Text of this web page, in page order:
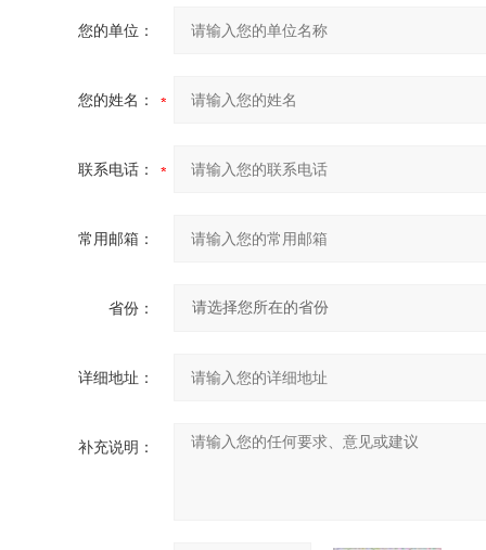
您的单位：
您的姓名：
联系电话：
常用邮箱：
省份：
详细地址：
补充说明：